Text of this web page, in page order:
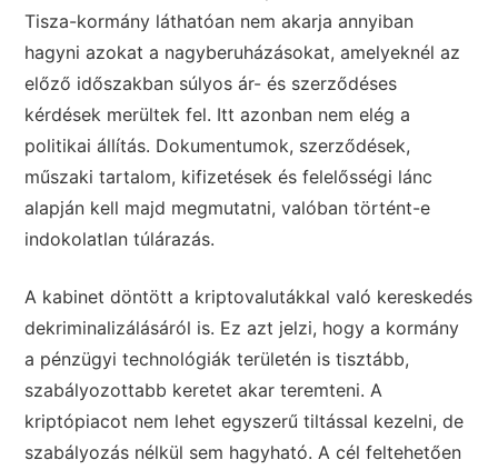
Tisza-kormány láthatóan nem akarja annyiban
hagyni azokat a nagyberuházásokat, amelyeknél az
előző időszakban súlyos ár- és szerződéses
kérdések merültek fel. Itt azonban nem elég a
politikai állítás. Dokumentumok, szerződések,
műszaki tartalom, kifizetések és felelősségi lánc
alapján kell majd megmutatni, valóban történt-e
indokolatlan túlárazás.
A kabinet döntött a kriptovalutákkal való kereskedés
dekriminalizálásáról is. Ez azt jelzi, hogy a kormány
a pénzügyi technológiák területén is tisztább,
szabályozottabb keretet akar teremteni. A
kriptópiacot nem lehet egyszerű tiltással kezelni, de
szabályozás nélkül sem hagyható. A cél feltehetően